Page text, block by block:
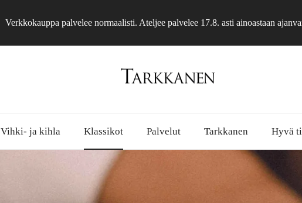
Verkkokauppa palvelee normaalisti. Ateljee palvelee 17.8. asti ainoastaan
Vihki- ja kihla Klassikot Palvelut Tarkkanen Hyvä